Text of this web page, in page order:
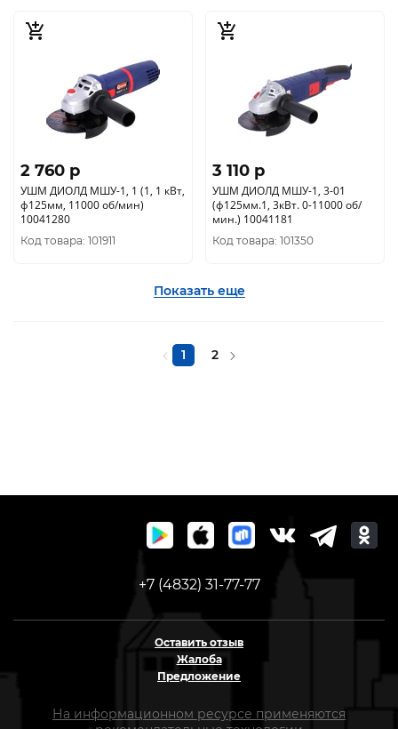
2 760 p
УШМ ДИОЛД МШУ-1, 1 (1, 1 кВт,
ф125мм, 11000 об/мин)
10041280
Код товара: 101911
3 110 p
УШМ ДИОЛД МШУ-1, 3-01
(ф125мм.1, 3кВт. 0-11000 об/
мин.) 10041181
Код товара: 101350
Показать еще
1 2
+7 (4832) 31-77-77
Оставить отзыв
Жалоба
Предложение
На информационном ресурсе применяются